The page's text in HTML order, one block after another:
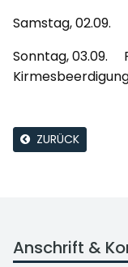
Samstag, 02.09.
Sonntag, 03.09.
ZURÜCK
Anschrift &